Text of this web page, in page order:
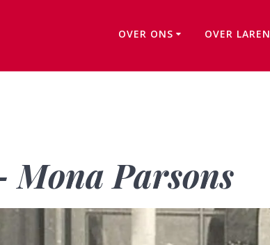
OVER ONS OVER LAREN
Mona Parsons